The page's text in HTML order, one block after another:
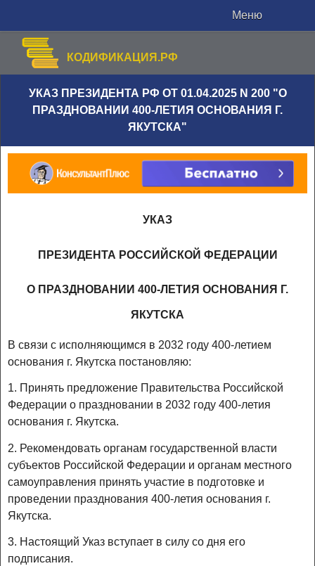
Меню
КОДИФИКАЦИЯ.РФ
УКАЗ ПРЕЗИДЕНТА РФ ОТ 01.04.2025 N 200 "О
ПРАЗДНОВАНИИ 400-ЛЕТИЯ ОСНОВАНИЯ Г.
ЯКУТСКА"
УКАЗ
ПРЕЗИДЕНТА РОССИЙСКОЙ ФЕДЕРАЦИИ
О ПРАЗДНОВАНИИ 400-ЛЕТИЯ ОСНОВАНИЯ Г.
ЯКУТСКА
В связи с исполняющимся в 2032 году 400-летием
основания г. Якутска постановляю:
1. Принять предложение Правительства Российской
Федерации о праздновании в 2032 году 400-летия
основания г. Якутска.
2. Рекомендовать органам государственной власти
субъектов Российской Федерации и органам местного
самоуправления принять участие в подготовке и
проведении празднования 400-летия основания г.
Якутска.
3. Настоящий Указ вступает в силу со дня его
подписания.